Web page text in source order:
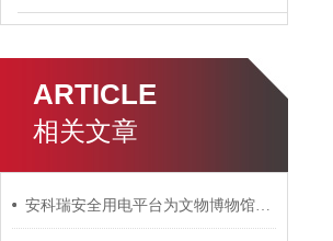
ARTICLE
相关文章
安科瑞安全用电平台为文物博物馆用电保驾护航